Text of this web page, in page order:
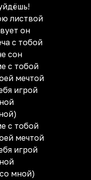
листвой
он
с тобой
сон
с тобой
мечтой
игрой
с тобой
мечтой
игрой
мной)